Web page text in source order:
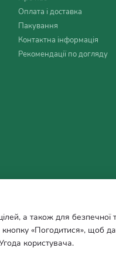
листя створюють
зможе виростити навіть
ґрунтом. Важливо
Оплата і доставка
Пакування
Контактна інформація
Рекомендації по догляду
а також для безпечної
«Погодитися», щоб
користувача.